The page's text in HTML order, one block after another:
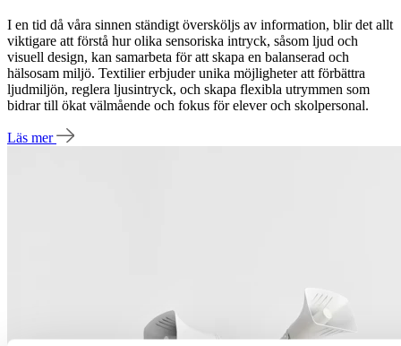
I en tid då våra sinnen ständigt översköljs av information, blir det allt
viktigare att förstå hur olika sensoriska intryck, såsom ljud och
visuell design, kan samarbeta för att skapa en balanserad och
hälsosam miljö. Textilier erbjuder unika möjligheter att förbättra
ljudmiljön, reglera ljusintryck, och skapa flexibla utrymmen som
bidrar till ökat välmående och fokus för elever och skolpersonal.
Läs mer